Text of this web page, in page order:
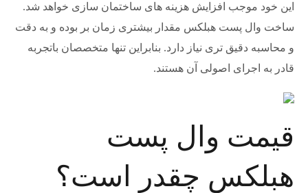
این خود موجب افزایش هزینه های ساختمان سازی خواهد شد.
ساخت وال پست هبلکس مقدار بیشتری زمان بر بوده و به دقت
و محاسبه دقیق تری نیاز دارد. بنابراین تنها متخصصان باتجربه
قادر به اجرای اصولی آن هستند.
قیمت وال پست
هبلکس چقدر است؟